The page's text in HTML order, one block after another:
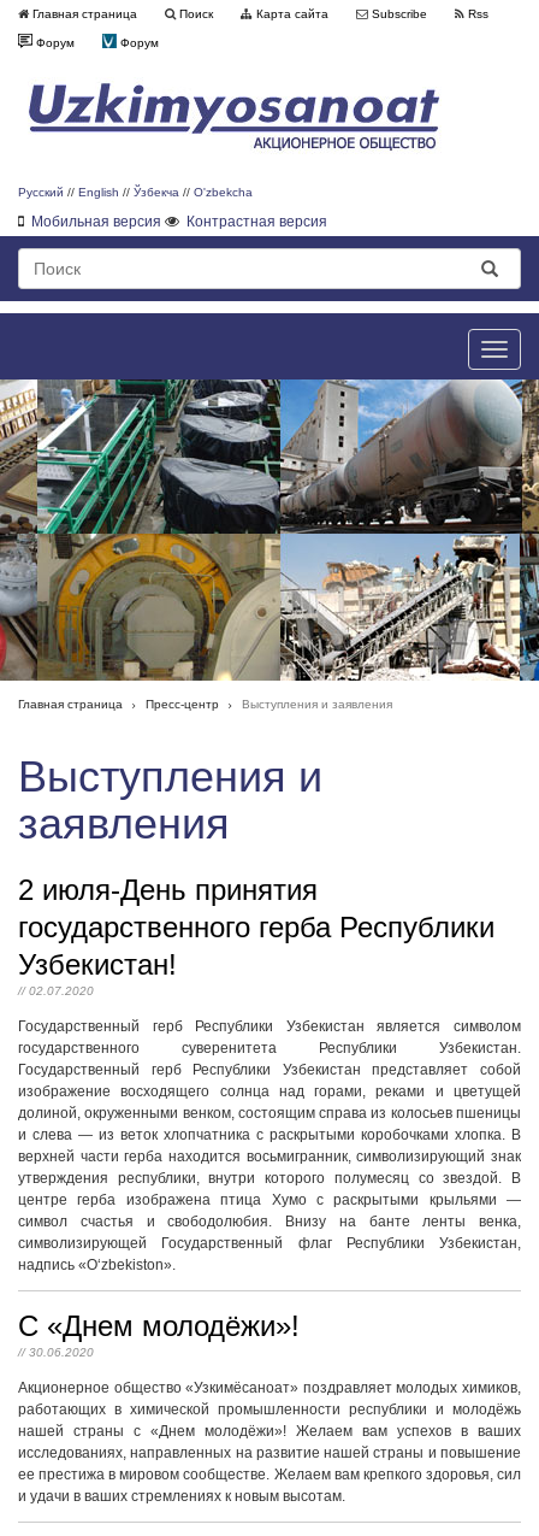
Главная страница Поиск Карта сайта Subscribe Rss
Форум Форум
Русский // English // Ўзбекча // O'zbekcha
Мобильная версия Контрастная версия
Toggle
Главная страница Пресс-центр Выступления и заявления
Выступления и
заявления
2 июля-День принятия
государственного герба Республики
Узбекистан!
// 02.07.2020
Государственный герб Республики Узбекистан является символом
государственного суверенитета Республики Узбекистан.
Государственный герб Республики Узбекистан представляет собой
изображение восходящего солнца над горами, реками и цветущей
долиной, окруженными венком, состоящим справа из колосьев пшеницы
и слева — из веток хлопчатника с раскрытыми коробочками хлопка. В
верхней части герба находится восьмигранник, символизирующий знак
утверждения республики, внутри которого полумесяц со звездой. В
центре герба изображена птица Хумо с раскрытыми крыльями —
символ счастья и свободолюбия. Внизу на банте ленты венка,
символизирующей Государственный флаг Республики Узбекистан,
надпись «O‘zbekiston».
C «Днем молодёжи»!
// 30.06.2020
Акционерное общество «Узкимёсаноат» поздравляет молодых химиков,
работающих в химической промышленности республики и молодёжь
нашей страны с «Днем молодёжи»! Желаем вам успехов в ваших
исследованиях, направленных на развитие нашей страны и повышение
ее престижа в мировом сообществе. Желаем вам крепкого здоровья, сил
и удачи в ваших стремлениях к новым высотам.